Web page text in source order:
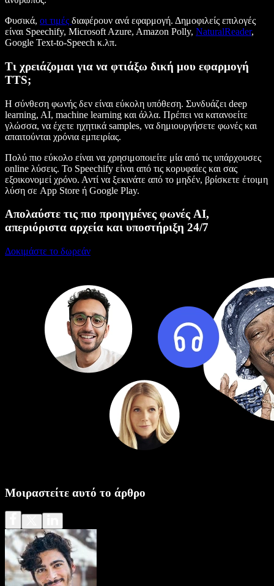
Φυσικά, οι τιμές διαφέρουν ανά εφαρμογή. Δημοφιλείς επιλογές
είναι Speechify, Microsoft Azure, Amazon Polly, NaturalReader,
Google Text-to-Speech κ.λπ.
Τι χρειάζομαι για να φτιάξω δική μου εφαρμογή
TTS;
Η σύνθεση φωνής δεν είναι εύκολη υπόθεση. Συνδυάζει deep
learning, AI, machine learning και άλλα. Πρέπει να κατανοείτε
γλώσσα, να έχετε ηχητικά samples, να δημιουργήσετε φωνές και
απαιτούνται χρόνια εμπειρίας.
Πολύ πιο εύκολο είναι να χρησιμοποιείτε μία από τις υπάρχουσες
online λύσεις. Το Speechify είναι από τις κορυφαίες και σας
εξοικονομεί χρόνο. Αντί να ξεκινάτε από το μηδέν, βρίσκετε έτοιμη
λύση σε App Store ή Google Play.
Απολαύστε τις πιο προηγμένες φωνές AI,
απεριόριστα αρχεία και υποστήριξη 24/7
Δοκιμάστε το δωρεάν
Μοιραστείτε αυτό το άρθρο